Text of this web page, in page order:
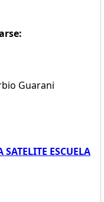
Guarani
ESCUELA